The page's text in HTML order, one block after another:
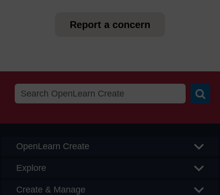
Report a concern
OpenLearn Create
Explore
Create & Manage